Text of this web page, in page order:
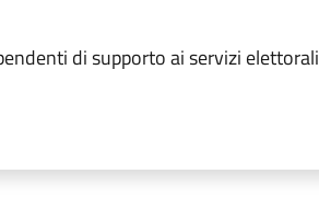
di supporto ai servizi elettorali